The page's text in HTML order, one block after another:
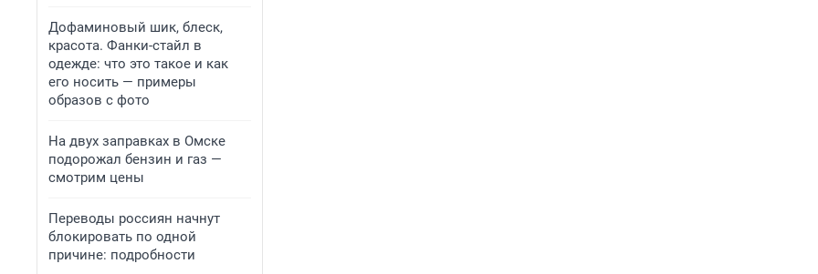
Дофаминовый шик, блеск,
красота. Фанки-стайл в
одежде: что это такое и как
его носить — примеры
образов с фото
На двух заправках в Омске
подорожал бензин и газ —
смотрим цены
Переводы россиян начнут
блокировать по одной
причине: подробности